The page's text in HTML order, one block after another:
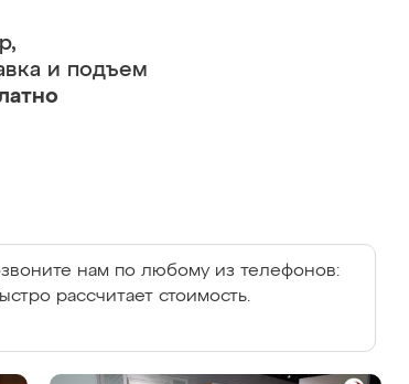
и подъем
нам по любому из телефонов:
рассчитает стоимость.